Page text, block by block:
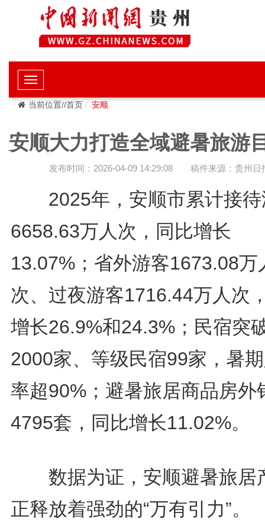
当前位置//首页 安顺
安顺大力打造全域避暑旅游
发布时间：2026-04-09 14:29:08 稿件来源：贵州日
2025年，安顺市累计接待
6658.63万人次，同比增长
13.07%；省外游客1673.08万
次、过夜游客1716.44万人次
增长26.9%和24.3%；民宿突
2000家、等级民宿99家，暑
率超90%；避暑旅居商品房外
4795套，同比增长11.02%。
数据为证，安顺避暑旅居
正释放着强劲的“万有引力”。